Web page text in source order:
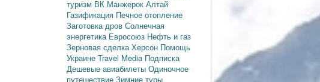
туризм ВК Манжерок Алтай
Газификация Печное отопление
Заготовка дров Солнечная
энергетика Евросоюз Нефть и газ
Зерновая сделкаХерсон Помощь
Украине Travel Media Подписка
Дешевые авиабилеты Одиночное
путешествие Зимние туры